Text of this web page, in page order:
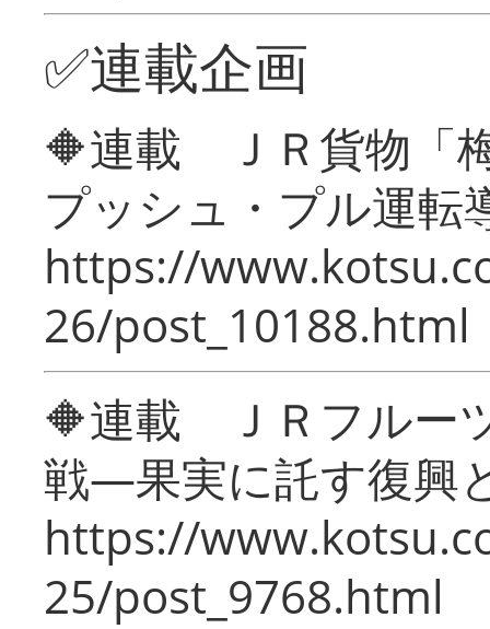
✅連載企画
🔶連載 ＪＲ貨物「
プッシュ・プル運転
https://
26/post_10188.html
🔶連載 ＪＲフルー
戦―果実に託す復興
https://
25/post_9768.html